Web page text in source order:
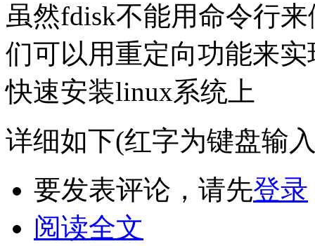
虽然fdisk不能用命令行
们可以用重定向功能来
快速安装linux系统上
详细如下(红字为键盘输
要发表评论，请先登录
阅读全文